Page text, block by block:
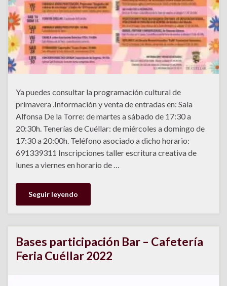
Ya puedes consultar la programación cultural de
primavera .Información y venta de entradas en: Sala
Alfonsa De la Torre: de martes a sábado de 17:30 a
20:30h. Tenerías de Cuéllar: de miércoles a domingo de
17:30 a 20:00h. Teléfono asociado a dicho horario:
691339311 Inscripciones taller escritura creativa de
lunes a viernes en horario de …
Seguir leyendo
Bases participación Bar – Cafetería
Feria Cuéllar 2022